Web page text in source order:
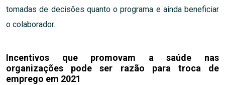
tomadas de decisões quanto o programa e ainda beneficiar
o colaborador.
Incentivos que promovam a saúde nas
organizações pode ser razão para troca de
emprego em 2021